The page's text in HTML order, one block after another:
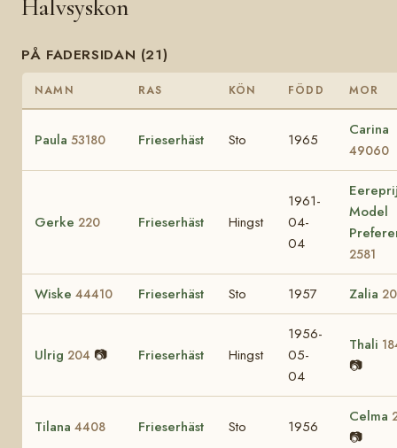
Halvsyskon
PÅ FADERSIDAN (21)
NAMN RAS KÖN FÖDD MOR
Paula 53180 Frieserhäst Sto 1965
Carina
49060
Gerke 220 Frieserhäst Hingst
1961-
04-
04
Model
2581
Wiske 44410 Frieserhäst Sto 1957 Zalia
Ulrig 204 📷 Frieserhäst Hingst
1956-
05-
04
Thali
📷
Tilana 4408 Frieserhäst Sto 1956
Celma
📷